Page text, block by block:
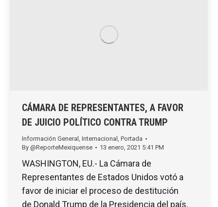
CÁMARA DE REPRESENTANTES, A FAVOR
DE JUICIO POLÍTICO CONTRA TRUMP
Información General Internacional
Portada
By @ReporteMexiquense 13 enero, 2021 5:41 PM
WASHINGTON, EU.- La Cámara de
Representantes de Estados Unidos votó a
favor de iniciar el proceso de destitución
de Donald Trump de la Presidencia del país,